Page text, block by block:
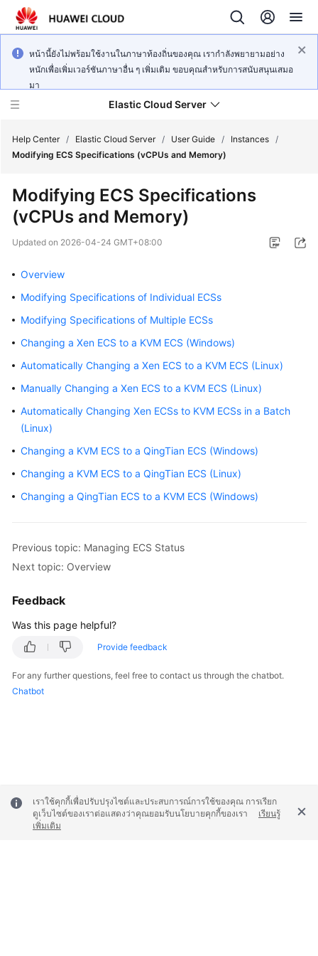
หน้านี้ยังไม่พร้อมใช้งานในภาษาท้องถิ่นของคุณ เรากำลังพยายามอย่าง
หนักเพื่อเพิ่มเวอร์ชันภาษาอื่น ๆ เพิ่มเติม ขอบคุณสำหรับการสนับสนุนเสมอ
มา
Elastic Cloud Server
New
Overview
Billing
Getting
Started
User
Best
Practices
Technical
White
Paper
SDK
FAQs
Troubleshooting
Videos
General
Reference
Help Center / Elastic Cloud Server / User Guide / Instances /
Modifying ECS Specifications (vCPUs and Memory)
Modifying ECS Specifications
(vCPUs and Memory)
Updated on 2026-04-24 GMT+08:00
Overview
Modifying Specifications of Individual ECSs
Modifying Specifications of Multiple ECSs
Changing a Xen ECS to a KVM ECS (Windows)
Automatically Changing a Xen ECS to a KVM ECS (Linux)
Manually Changing a Xen ECS to a KVM ECS (Linux)
Automatically Changing Xen ECSs to KVM ECSs in a Batch
(Linux)
Changing a KVM ECS to a QingTian ECS (Windows)
Changing a KVM ECS to a QingTian ECS (Linux)
Changing a QingTian ECS to a KVM ECS (Windows)
Previous topic: Managing ECS Status
Next topic: Overview
Feedback
Was this page helpful?
Provide feedback
For any further questions, feel free to contact us through the chatbot.
Chatbot
เราใช้คุกกี้เพื่อปรับปรุงไซต์และประสบการณ์การใช้ของคุณ การเรียก
ดูเว็บไซต์ของเราต่อแสดงว่าคุณยอมรับนโยบายคุกกี้ของเรา
เรียนรู้
เพิ่มเติม